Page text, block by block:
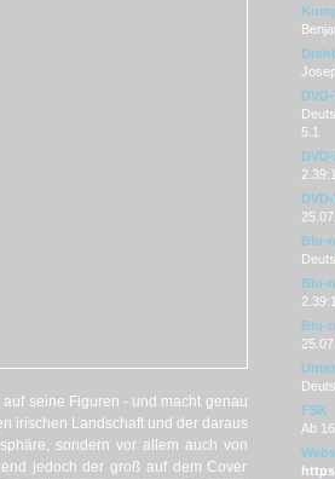
seine Figuren - und macht genau
irischen Landschaft und der daraus
sondern vor allem auch von
jedoch der groß auf dem Cover
5.1
2.39:1
Blu-
Blu-
2.39:1
Blu-
FSK
Ab